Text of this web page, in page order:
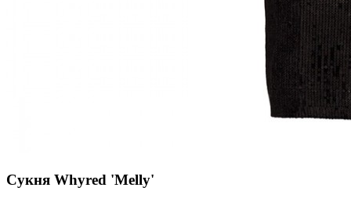
Сукня Whyred 'Melly'